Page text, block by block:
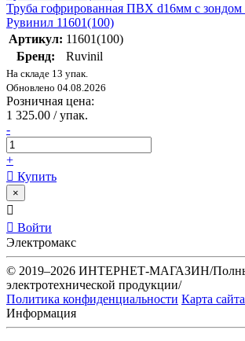
Труба гофрированная ПВХ d16мм с зондом
Рувинил 11601(100)
Артикул: 11601(100)
Бренд:
Ruvinil
На складе 13 упак.
Обновлено 04.08.2026
Розничная цена:
1 325.00 / упак.
-
+
Купить
×
Войти
Электромакс
© 2019–2026 ИНТЕРНЕТ-МАГАЗИН/
электротехнической продукции/
Политика конфиденциальности Карта сайта
Информация